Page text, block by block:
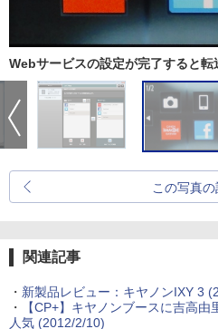
Webサービスの設定が完了すると
この写真
関連記事
・ 新製品レビュー：キヤノンIXY 3
・
【CP+】キヤノンブースに吉高
人気 (2012/2/10)